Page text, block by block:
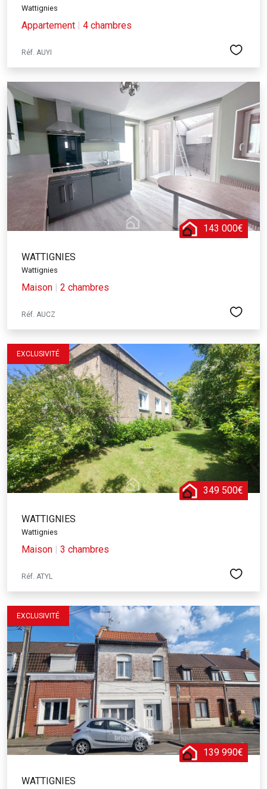
Wattignies
Appartement | 4 chambres
Réf. AUYI
143 000€
WATTIGNIES
Wattignies
Maison | 2 chambres
Réf. AUCZ
EXCLUSIVITÉ
349 500€
WATTIGNIES
Wattignies
Maison | 3 chambres
Réf. ATYL
EXCLUSIVITÉ
139 990€
WATTIGNIES